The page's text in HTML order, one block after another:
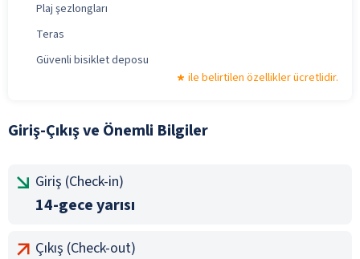
Plaj şezlongları
Teras
Güvenli bisiklet deposu
ile belirtilen özellikler ücretlidir.
Giriş-Çıkış ve Önemli Bilgiler
Giriş (Check-in)
14-gece yarısı
Çıkış (Check-out)